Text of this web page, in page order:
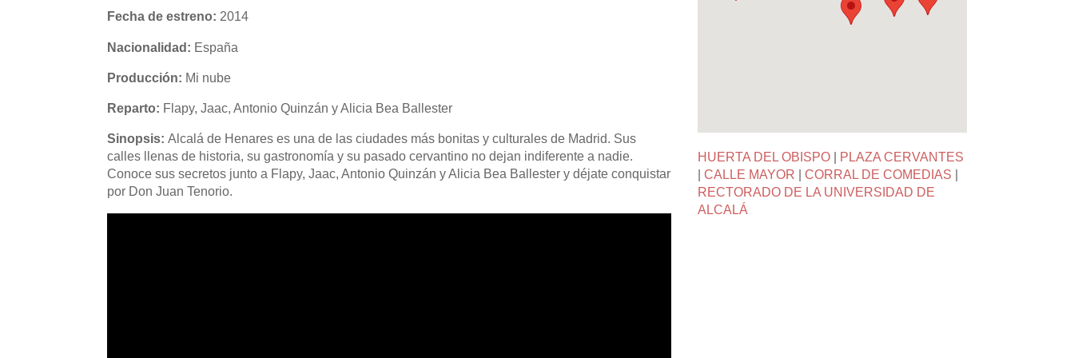
Fecha de estreno: 2014
Nacionalidad: España
Producción: Mi nube
Reparto: Flapy, Jaac, Antonio Quinzán y Alicia Bea Ballester
Sinopsis:Alcalá de Henares es una de las ciudades más bonitas y culturales de Madrid. Sus
calles llenas de historia, su gastronomía y su pasado cervantino no dejan indiferente a nadie.
Conoce sus secretos junto a Flapy, Jaac, Antonio Quinzán y Alicia Bea Ballester y déjate conquistar
por Don Juan Tenorio.
HUERTA DEL OBISPO|
PLAZA CERVANTES
CALLE MAYOR CORRAL DE COMEDIAS
RECTORADO DE LA UNIVERSIDAD DE
ALCALÁ